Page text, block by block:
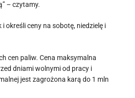
– czytamy.
określi ceny na sobotę, niedzielę i
cen paliw. Cena maksymalna
dniami wolnymi od pracy i
jest zagrożona karą do 1 mln